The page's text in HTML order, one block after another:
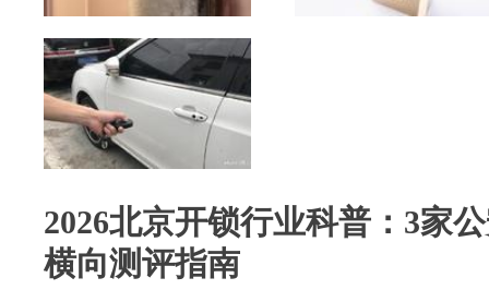
2026北京开锁行业科普：3家
横向测评指南